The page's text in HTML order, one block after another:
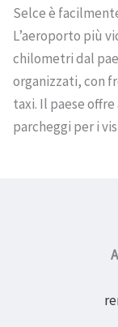
Selce è
L’aeroporto più
chilometri dal
organizzati, con
taxi. Il paese
parcheggi per i